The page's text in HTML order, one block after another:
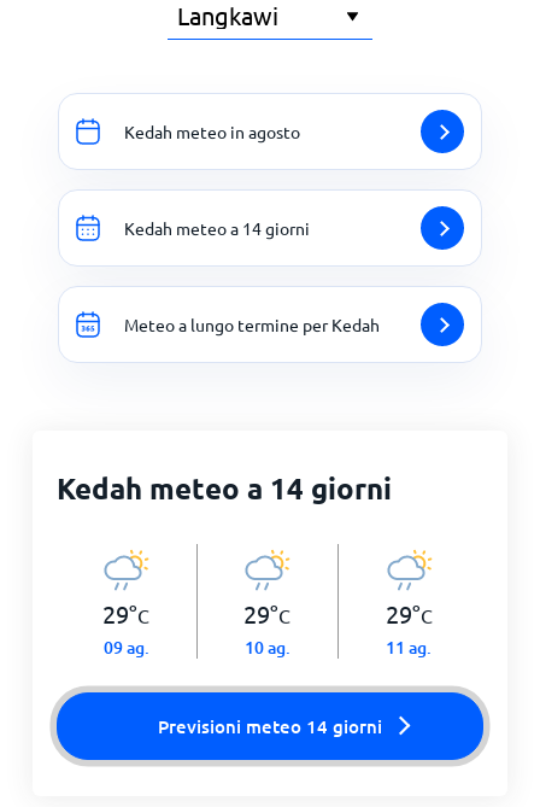
Kedah meteo in agosto
Kedah meteo a 14 giorni
Meteo a lungo termine per Kedah
Kedah meteo a 14 giorni
29°C
09 ag.
29°C
10 ag.
29°C
11 ag.
Previsioni meteo 14 giorni